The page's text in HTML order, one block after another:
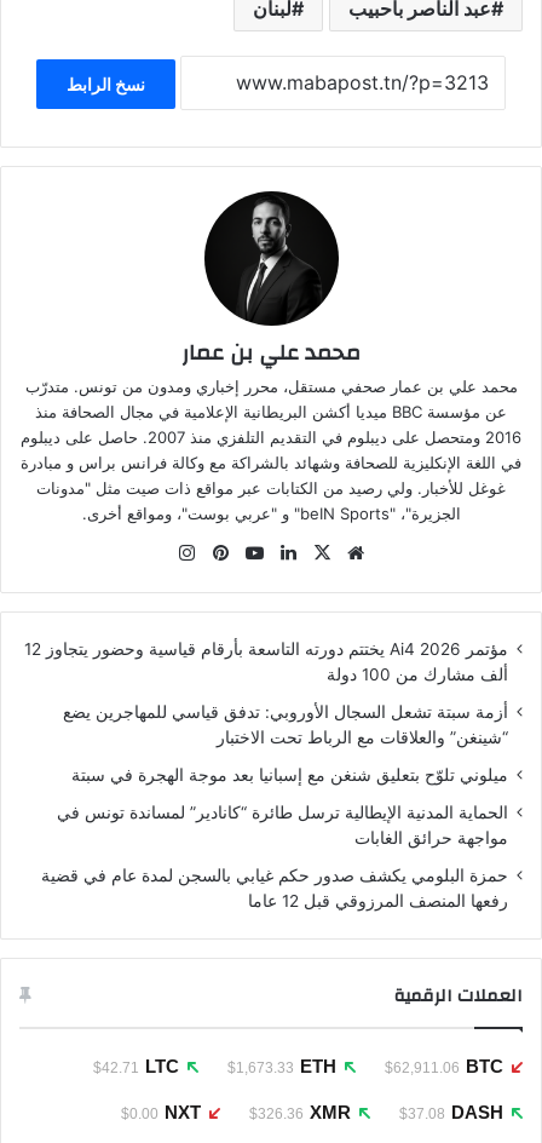
عبد الناصر باحبيب لبنان
نسخ الرابط
محمد علي بن عمار
محمد علي بن عمار صحفي مستقل، محرر إخباري ومدون من تونس. متدرّب
عن مؤسسة BBC ميديا أكشن البريطانية الإعلامية في مجال الصحافة منذ
2016 ومتحصل على ديبلوم في التقديم التلفزي منذ 2007. حاصل على ديبلوم
في اللغة الإنكليزية للصحافة وشهائد بالشراكة مع وكالة فرانس براس و مبادرة
غوغل للأخبار. ولي رصيد من الكتابات عبر مواقع ذات صيت مثل "مدونات
الجزيرة"، "beIN Sports" و "عربي بوست"، ومواقع أخرى.
موقع
‫X لينكدإن‫YouTubeبينتيريست
مؤتمر Ai4 2026 يختتم دورته التاسعة بأرقام قياسية وحضور يتجاوز 12
ألف مشارك من 100 دولة
أزمة سبتة تشعل السجال الأوروبي: تدفق قياسي للمهاجرين يضع
“شينغن” والعلاقات مع الرباط تحت الاختبار
ميلوني تلوّح بتعليق شنغن مع إسبانيا بعد موجة الهجرة في سبتة
الحماية المدنية الإيطالية ترسل طائرة “كانادير” لمساندة تونس في
مواجهة حرائق الغابات
حمزة البلومي يكشف صدور حكم غيابي بالسجن لمدة عام في قضية
رفعها المنصف المرزوقي قبل 12 عاما
العملات الرقمية
BTC
$62,911.06
ETH
$1,673.33
LTC
$42.71
DASH
$37.08
XMR
$326.36
NXT
$0.00